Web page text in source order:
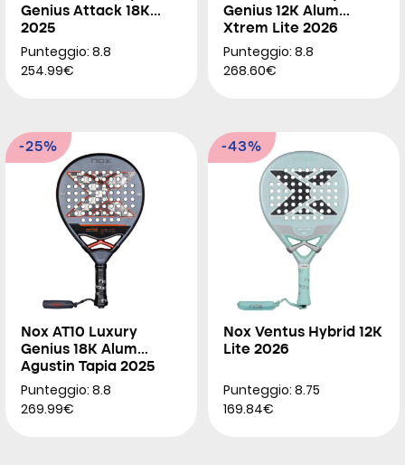
Genius Attack 18K
2025
Punteggio: 8.8
254.99€
Genius 12K Alum
Xtrem Lite 2026
Punteggio: 8.8
268.60€
-25%
Nox AT10 Luxury
Genius 18K Alum
Agustin Tapia 2025
Punteggio: 8.8
269.99€
-43%
Nox Ventus Hybrid 12K
Lite 2026
Punteggio: 8.75
169.84€